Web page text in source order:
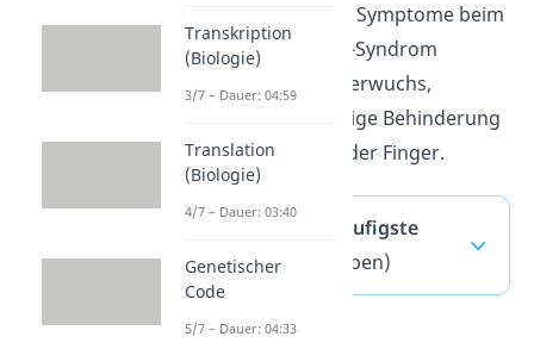
So sind die häufigen Symptome beim
Nicolaides-Baraitser-Syndrom
beispielsweise Minderwuchs,
Krampfanfälle, geistige Behinderung
und Missbildungen der Finger.
Chromatin — häufigste
Fragen(ausklappen)
Transkription
(Biologie)
3/7 – Dauer: 04:59
Translation
(Biologie)
4/7 – Dauer: 03:40
Genetischer
Code
5/7 – Dauer: 04:33